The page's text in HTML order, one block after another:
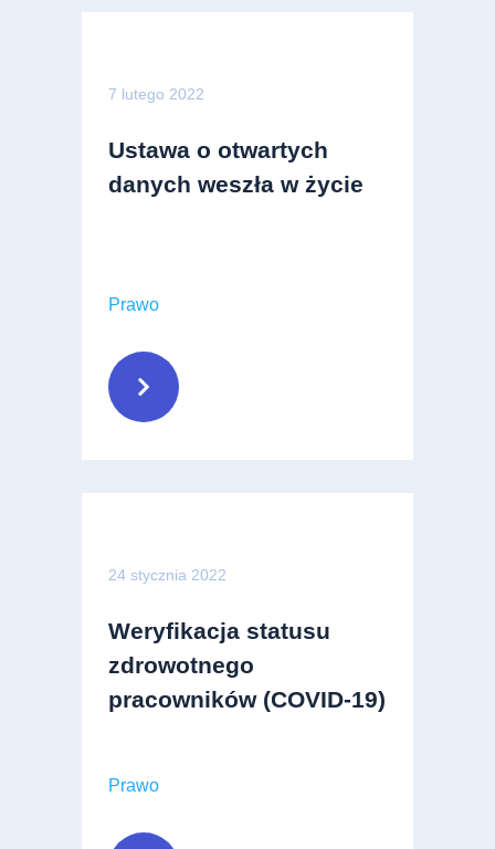
7 lutego 2022
Ustawa o otwartych
danych weszła w życie
Prawo
24 stycznia 2022
Weryfikacja statusu
zdrowotnego
pracowników (COVID-19)
Prawo